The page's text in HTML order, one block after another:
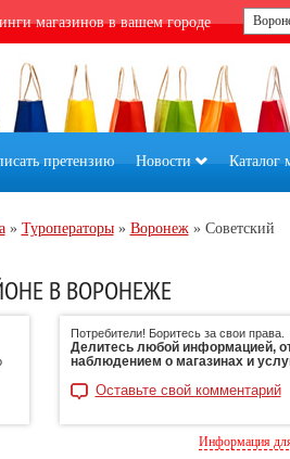
магазинов в вашем городе
претензию Новости Каталог
» Туроператоры» Воронеж» Советский
В ВОРОНЕЖЕ
Потребители! Боритесь за свои права.
Делитесь любой информацией,
наблюдением о магазинах и
Оставьте свой комментарий
Информация